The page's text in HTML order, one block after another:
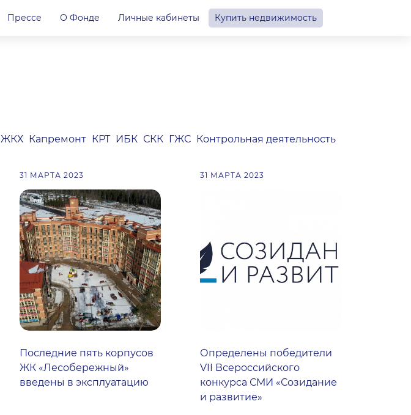
Прессе О Фонде Личные кабинеты Купить недвижимость
ЖКХ Капремонт КРТ ИБК СКК ГЖС Контрольная деятельность
31 МАРТА 2023
Последние пять корпусов
ЖК «Лесобережный»
введены в эксплуатацию
31 МАРТА 2023
Определены победители
VII Всероссийского
конкурса СМИ «Созидание
и развитие»